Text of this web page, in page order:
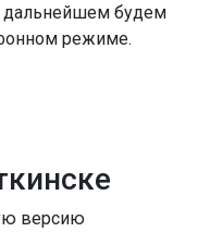
дальнейшем будем
режиме.
версию